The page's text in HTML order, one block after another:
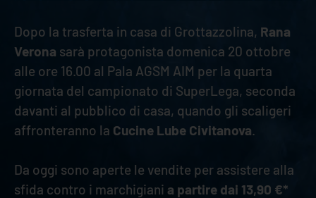
Dopo la trasferta in casa di Grottazzolina, Rana
Verona sarà protagonista domenica 20 ottobre
alle ore 16.00 al Pala AGSM AIM per la quarta
giornata del campionato di SuperLega, seconda
davanti al pubblico di casa, quando gli scaligeri
affronteranno la Cucine Lube Civitanova.
Da oggi sono aperte le vendite per assistere alla
sfida contro i marchigiani a partire dai 13,90 €*